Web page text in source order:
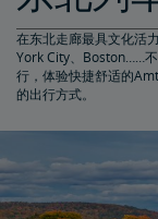
在东北走廊最具文化活
York City、Boston……
行，体验快捷舒适的
的出行方式。